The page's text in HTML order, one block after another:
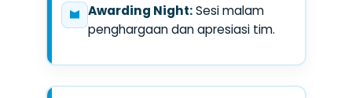
Awarding Night:Sesi malam
penghargaan dan apresiasi tim.